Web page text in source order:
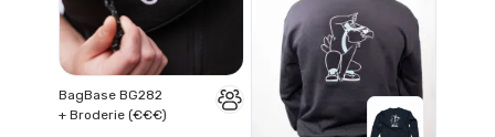
BagBase BG282
+ Broderie (€€€)